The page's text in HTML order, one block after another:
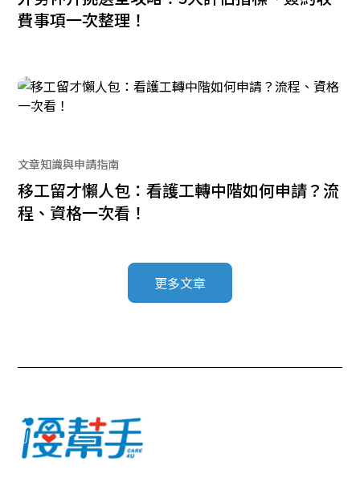
費事項一次整理！
文章知識與申請指南
移工留才懶人包：看護工轉中階如何申請？流
程、資格一次看！
更多文章